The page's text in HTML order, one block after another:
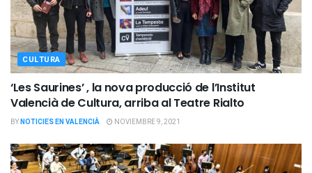
CULTURA
‘Les Saurines’ , la nova producció de l’Institut
Valencià de Cultura, arriba al Teatre Rialto
BYNOTICIES EN VALENCIÀ NOVIEMBRE 9, 2021